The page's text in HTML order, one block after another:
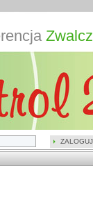
ZALOGUJ